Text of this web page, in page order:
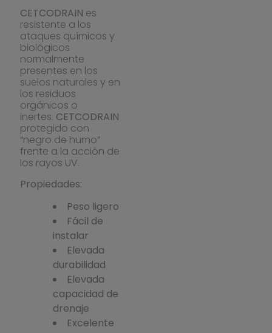
CETCODRAIN es
resistente a los
ataques químicos y
biológicos
normalmente
presentes en los
suelos naturales y en
los residuos
orgánicos o
inertes. CETCODRAIN
protegido con
“negro de humo”
frente a la acción de
los rayos UV.
Propiedades:
Peso ligero
Fácil de
instalar
Elevada
durabilidad
Elevada
capacidad de
drenaje
Excelente